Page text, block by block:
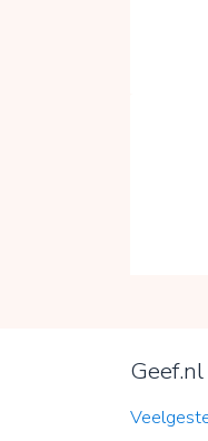
Geef.nl